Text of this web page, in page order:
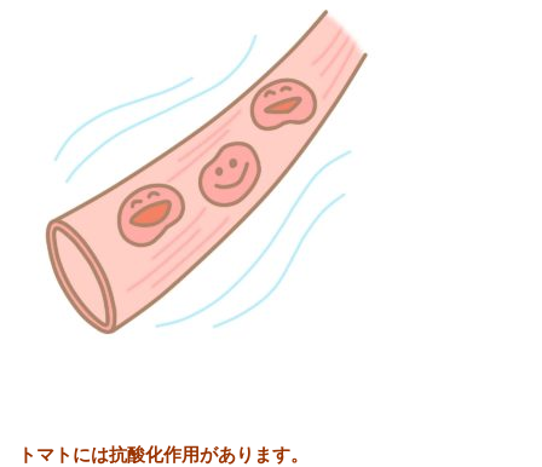
トマトには抗酸化作用があります。